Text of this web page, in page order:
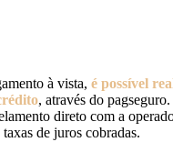
à vista, é possível
, através do
direto com a
de juros cobradas.